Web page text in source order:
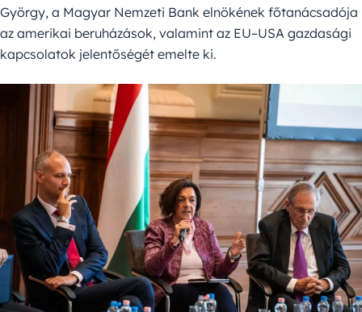
György, a Magyar Nemzeti Bank elnökének főtanácsadója
az amerikai beruházások, valamint az EU–USA gazdasági
kapcsolatok jelentőségét emelte ki.